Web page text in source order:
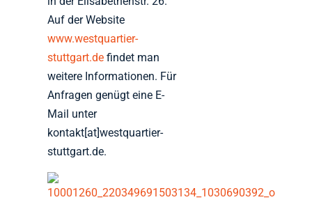
Auf der Website
www.westquartier-
stuttgart.de findet man
weitere Informationen. Für
Anfragen genügt eine E-
Mail unter
kontakt[at]westquartier-
stuttgart.de.